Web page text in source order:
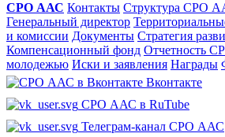
СРО ААС Контакты Структура СРО
Генеральный директор
и комиссии Документы Стратегия
Компенсационный фонд Отчетность
молодежью Иски и заявления Награды
Вконтакте
СРО ААС в RuTube
Телеграм-канал СРО ААС